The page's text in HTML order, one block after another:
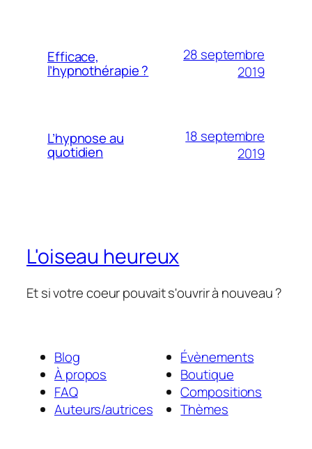
Efficace,
l’hypnothérapie ?
28 septembre
2019
L’hypnose au
quotidien
18 septembre
2019
L'oiseau heureux
Et si votre coeur pouvait s'ouvrir à nouveau ?
Blog
À propos
FAQ
Auteurs/autrices
Évènements
Boutique
Compositions
Thèmes